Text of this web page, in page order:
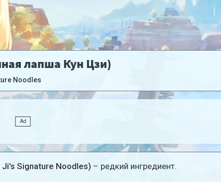
лапша Кун Цзи)
Noodles
Signature Noodles) – редкий ингредиент.